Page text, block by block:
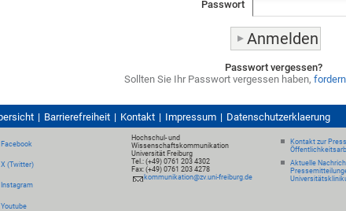
Passwort
Passwort vergessen?
Sollten Sie Ihr Passwort vergessen haben,
Barrierefreiheit Kontakt Impressum Datenschutzerklaerung
Facebook
X (Twitter)
Instagram
Youtube
Hochschul- und
Wissenschaftskommunikation
Universität Freiburg
Tel.: (+49) 0761 203 4302
Fax: (+49) 0761 203 4278
kommunikation@zv.uni-freiburg.de
Kontakt zur
Aktuelle